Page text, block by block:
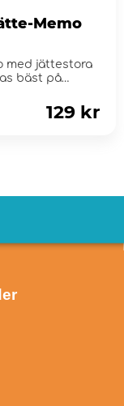
Memo
med jättestora
bäst på
129 kr